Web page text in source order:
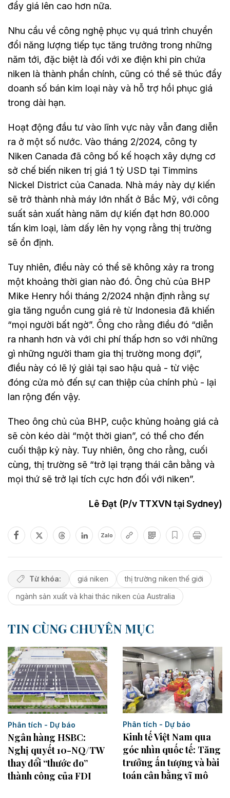
đẩy giá lên cao hơn nữa.
Nhu cầu về công nghệ phục vụ quá trình chuyển
đổi năng lượng tiếp tục tăng trưởng trong những
năm tới, đặc biệt là đối với xe điện khi pin chứa
niken là thành phần chính, cũng có thể sẽ thúc đẩy
doanh số bán kim loại này và hỗ trợ hồi phục giá
trong dài hạn.
Hoạt động đầu tư vào lĩnh vực này vẫn đang diễn
ra ở một số nước. Vào tháng 2/2024, công ty
Niken Canada đã công bố kế hoạch xây dựng cơ
sở chế biến niken trị giá 1 tỷ USD tại Timmins
Nickel District của Canada. Nhà máy này dự kiến
sẽ trở thành nhà máy lớn nhất ở Bắc Mỹ, với công
suất sản xuất hàng năm dự kiến đạt hơn 80.000
tấn kim loại, làm dấy lên hy vọng rằng thị trường
sẽ ổn định.
Tuy nhiên, điều này có thể sẽ không xảy ra trong
một khoảng thời gian nào đó. Ông chủ của BHP
Mike Henry hồi tháng 2/2024 nhận định rằng sự
gia tăng nguồn cung giá rẻ từ Indonesia đã khiến
“mọi người bất ngờ”. Ông cho rằng điều đó “diễn
ra nhanh hơn và với chi phí thấp hơn so với những
gì những người tham gia thị trường mong đợi”,
điều này có lẽ lý giải tại sao hậu quả - từ việc
đóng cửa mỏ đến sự can thiệp của chính phủ - lại
lan rộng đến vậy.
Theo ông chủ của BHP, cuộc khủng hoảng giá cả
sẽ còn kéo dài “một thời gian”, có thể cho đến
cuối thập kỷ này. Tuy nhiên, ông cho rằng, cuối
cùng, thị trường sẽ “trở lại trạng thái cân bằng và
mọi thứ sẽ trở lại tích cực hơn đối với niken”.
Lê Đạt (P/v TTXVN tại Sydney)
Zalo
Từ khóa: giá niken
thị trường niken thế giới
ngành sản xuất và khai thác niken của Australia
TIN CÙNG CHUYÊN MỤC
Phân tích - Dự báo
Ngân hàng HSBC:
Nghị quyết 10-NQ/TW
thay đổi “thước đo”
thành công của FDI
Phân tích - Dự báo
Kinh tế Việt Nam qua
góc nhìn quốc tế: Tăng
trưởng ấn tượng và bài
toán cân bằng vĩ mô